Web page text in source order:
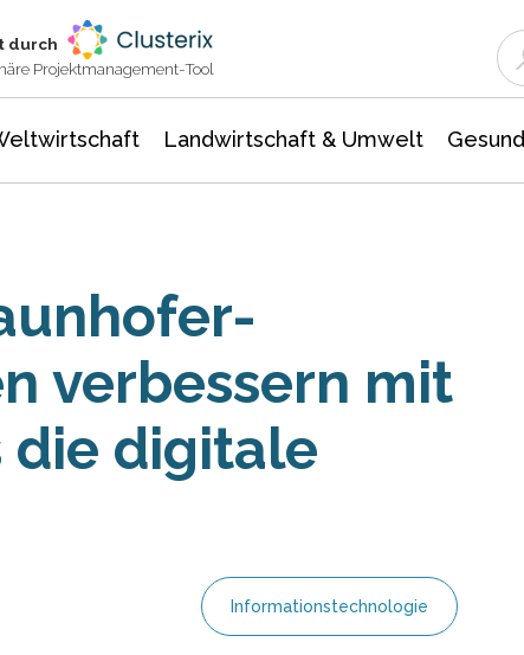
durch
Projektmanagement-Tool
Landwirtschaft & Umwelt
verbessern mit
die digitale
Informationstechnologie